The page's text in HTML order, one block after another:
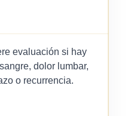
evaluación si hay
dolor lumbar,
o recurrencia.